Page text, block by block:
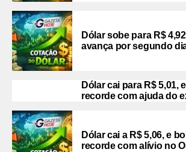
Dólar sobe para R$
avança por segundo
Dólar cai para R$ 5,01,
recorde com ajuda do
Dólar cai a R$ 5,06, e
recorde com alívio no